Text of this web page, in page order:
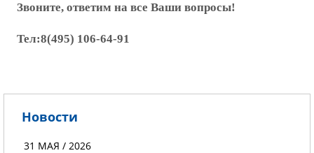
Звоните, ответим на все Ваши вопросы!
Тел:8(495) 106-64-91
Новости
31 МАЯ / 2026